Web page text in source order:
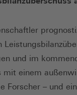
und im
mit einem
Forscher – und